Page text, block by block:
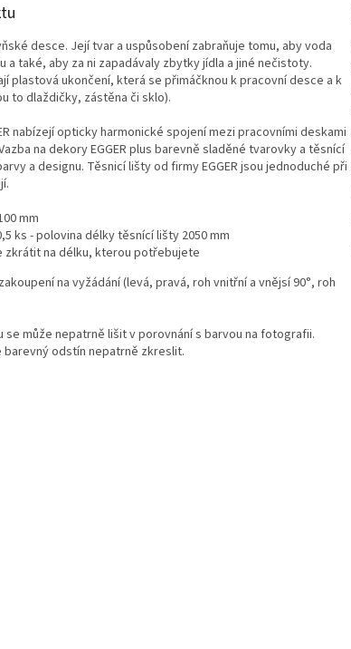
desce. Její tvar a uspůsobení zabraňuje tomu, aby voda
a také, aby za ni zapadávaly zbytky jídla a jiné nečistoty.
plastová ukončení, která se přimáčknou k pracovní desce a k
to dlaždičky, zástěna či sklo).
nabízejí opticky harmonické spojení mezi pracovními deskami
na dekory EGGER plus barevně sladěné tvarovky a těsnící
a designu. Těsnicí lišty od firmy EGGER jsou jednoduché při
mm
ks - polovina délky těsnící lišty 2050 mm
zkrátit na délku, kterou potřebujete
na vyžádání (levá, pravá, roh vnitřní a vnějsí 90°, roh
se může nepatrně lišit v porovnání s barvou na fotografii.
odstín nepatrně zkreslit.